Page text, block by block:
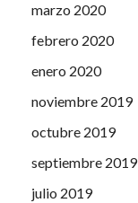
marzo 2020
febrero 2020
enero 2020
noviembre 2019
octubre 2019
septiembre 2019
julio 2019